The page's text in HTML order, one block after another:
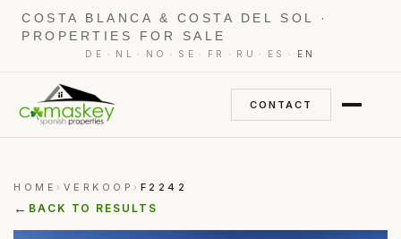
COSTA BLANCA & COSTA DEL SOL ·
PROPERTIES FOR SALE
DE · NL · NO · SE · FR · RU · ES · EN
CONTACT
HOME › VERKOOP › F2242
← BACK TO RESULTS